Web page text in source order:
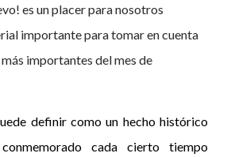
es un placer para nosotros
importante para tomar en cuenta
importantes del mes de
definir como un hecho histórico
cada cierto tiempo